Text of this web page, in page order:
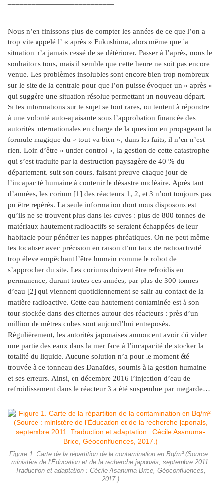
Nous n’en finissons plus de compter les années de ce que l’on a
trop vite appelé l’ « après » Fukushima, alors même que la
situation n’a jamais cessé de se détériorer. Passer à l’après, nous le
souhaitons tous, mais il semble que cette heure ne soit pas encore
venue. Les problèmes insolubles sont encore bien trop nombreux
sur le site de la centrale pour que l’on puisse évoquer un « après »
qui suggère une situation résolue permettant un nouveau départ.
Si les informations sur le sujet se font rares, ou tentent à répondre
à une volonté auto-apaisante sous l’approbation financée des
autorités internationales en charge de la question en propageant la
formule magique du « tout va bien », dans les faits, il n’en n’est
rien. Loin d’être « under control », la gestion de cette catastrophe
qui s’est traduite par la destruction paysagère de 40 % du
département, suit son cours, faisant preuve chaque jour de
l’incapacité humaine à contenir le désastre nucléaire. Après tant
d’années, les corium [1] des réacteurs 1, 2, et 3 n’ont toujours pas
pu être repérés. La seule information dont nous disposons est
qu’ils ne se trouvent plus dans les cuves : plus de 800 tonnes de
matériaux hautement radioactifs se seraient échappées de leur
habitacle pour pénétrer les nappes phréatiques. On ne peut même
les localiser avec précision en raison d’un taux de radioactivité
trop élevé empêchant l’être humain comme le robot de
s’approcher du site. Les coriums doivent être refroidis en
permanence, durant toutes ces années, par plus de 300 tonnes
d’eau [2] qui viennent quotidiennement se salir au contact de la
matière radioactive. Cette eau hautement contaminée est à son
tour stockée dans des citernes autour des réacteurs : près d’un
million de mètres cubes sont aujourd’hui entreposés.
Régulièrement, les autorités japonaises annoncent avoir dû vider
une partie des eaux dans la mer face à l’incapacité de stocker la
totalité du liquide. Aucune solution n’a pour le moment été
trouvée à ce tonneau des Danaïdes, soumis à la gestion humaine
et ses erreurs. Ainsi, en décembre 2016 l’injection d’eau de
refroidissement dans le réacteur 3 a été suspendue par mégarde…
Figure 1. Carte de la répartition de la contamination en Bq/m² (Source :
ministère de l’Éducation et de la recherche japonais, septembre 2011.
Traduction et adaptation : Cécile Asanuma-Brice, Géoconfluences,
2017.)